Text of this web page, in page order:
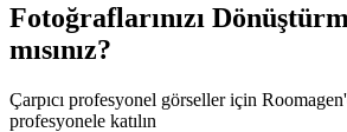
Fotoğraflarınızı
mısınız?
Çarpıcı profesyonel görseller için
profesyonele katılın